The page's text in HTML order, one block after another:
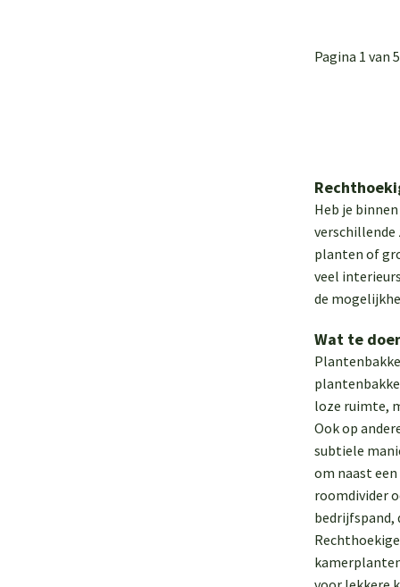
Pagina 1 van 5
Heb je
verschillende
planten of
veel
de
Wat te
loze ruimte,
Ook op
subtiele
om naast
roomdivider
bedrijfspand,